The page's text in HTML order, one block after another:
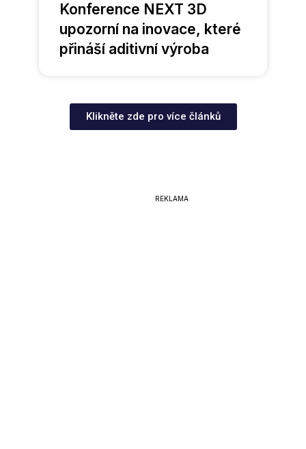
Konference NEXT 3D
upozorní na inovace, které
přináší aditivní výroba
Klikněte zde pro více článků
REKLAMA